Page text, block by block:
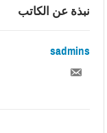
نبذة عن الكاتب
sadmins